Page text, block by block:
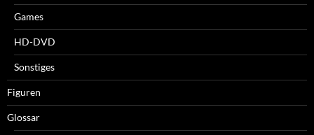
Games
HD-DVD
Sonstiges
Figuren
Glossar